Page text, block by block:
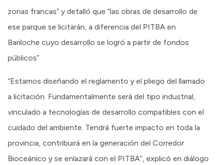
zonas francas” y detalló que “las obras de desarrollo de
ese parque se licitarán, a diferencia del PITBA en
Bariloche cuyo desarrollo se logró a partir de fondos
públicos”.
“Estamos diseñando el reglamento y el pliego del llamado
a licitación. Fundamentalmente será del tipo industrial,
vinculado a tecnologías de desarrollo compatibles con el
cuidado del ambiente. Tendrá fuerte impacto en toda la
provincia, contribuirá en la generación del Corredor
Bioceánico y se enlazará con el PITBA”, explicó en diálogo